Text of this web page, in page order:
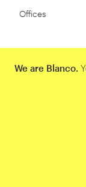
Offices
We are Blanco.